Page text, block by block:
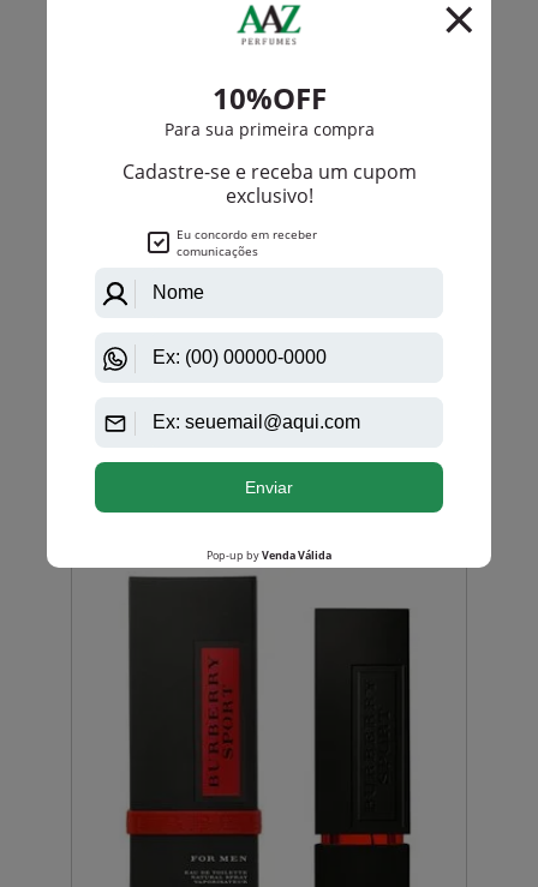
Burberry
PRODUTO
ESGOTADO
Avise-me quando disponível:
Ok